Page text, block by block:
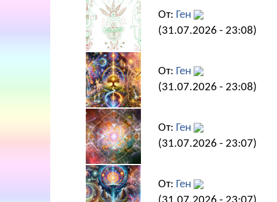
От: Ген
(31.07.2026 - 23:08)
От: Ген
(31.07.2026 - 23:08)
От: Ген
(31.07.2026 - 23:07)
От: Ген